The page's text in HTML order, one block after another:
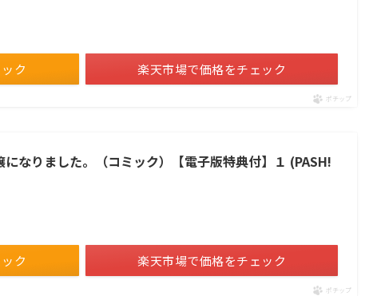
ク 楽天市場で価格をチェック
ポチップ
なりました。（コミック）【電子版特典付】１ (PASH!
ク 楽天市場で価格をチェック
ポチップ